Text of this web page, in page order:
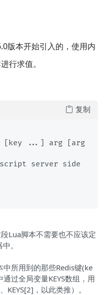
版本开始引入的，使用内
行求值。
[key ...] arg [arg
script server side
复制
Lua脚本不需要也不应该定
。
所用到的那些Redis键(ke
过全局变量KEYS数组，用
KEYS[2]，以此类推）。